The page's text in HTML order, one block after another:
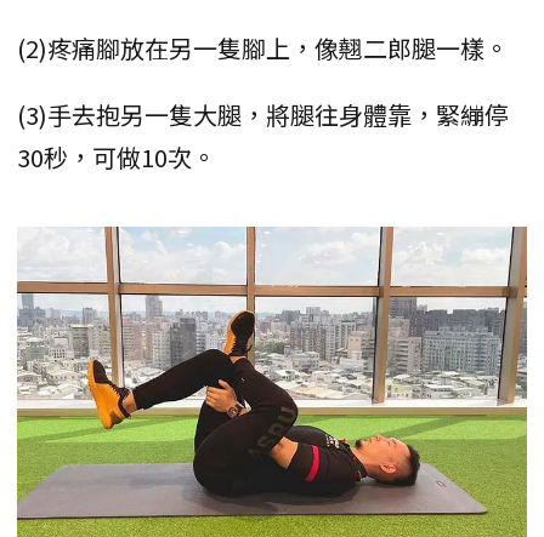
(2)疼痛腳放在另一隻腳上，像翹二郎腿一樣。
(3)手去抱另一隻大腿，將腿往身體靠，緊繃停
30秒，可做10次。